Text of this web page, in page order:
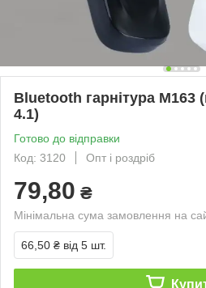
Bluetooth гарнітура M163
4.1)
Готово до відправки
Код: 3120
Опт і роздріб
79,80 ₴
Мінімальна сума замовлення на
66,50 ₴ від 5 шт.